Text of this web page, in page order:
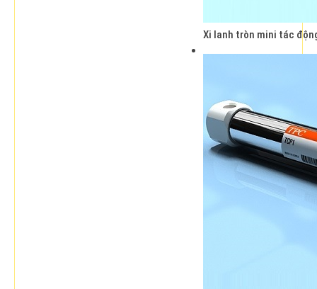
Xi lanh tròn mini tác